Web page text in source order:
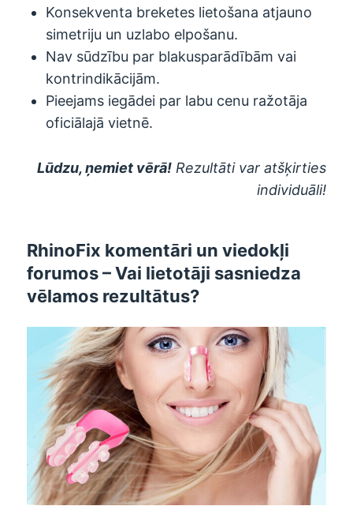
Konsekventa breketes lietošana atjauno
simetriju un uzlabo elpošanu.
Nav sūdzību par blakusparādībām vai
kontrindikācijām.
Pieejams iegādei par labu cenu ražotāja
oficiālajā vietnē.
Lūdzu, ņemiet vērā!Rezultāti var atšķirties
individuāli!
RhinoFix komentāri un viedokļi
forumos – Vai lietotāji sasniedza
vēlamos rezultātus?